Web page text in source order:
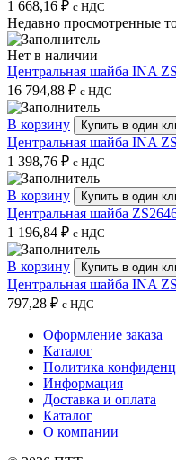
1 668,16 ₽ с НДС
Недавно просмотренные
Нет в наличии
Центральная шайба INA
16 794,88 ₽ с НДС
В корзину Купить в один
Центральная шайба INA
1 398,76 ₽ с НДС
В корзину Купить в один
Центральная шайба
1 196,84 ₽ с НДС
В корзину Купить в один
Центральная шайба INA
797,28 ₽ с НДС
Оформление заказа
Каталог
Политика
Информация
Доставка и оплата
Каталог
О компании